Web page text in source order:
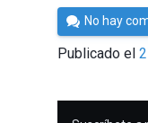
Por
César
Tomé
No hay
Publicado el